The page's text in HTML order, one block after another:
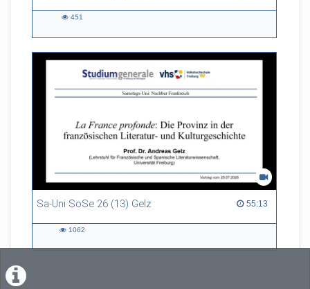
451
Sa-Uni SoSe 26 (13) Gelz 55:13
55:13 duration
1062